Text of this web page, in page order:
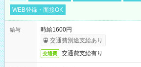
WEB登録・面接OK
給与
時給1600円
交通費別途支給あり
交通費 交通費支給有り